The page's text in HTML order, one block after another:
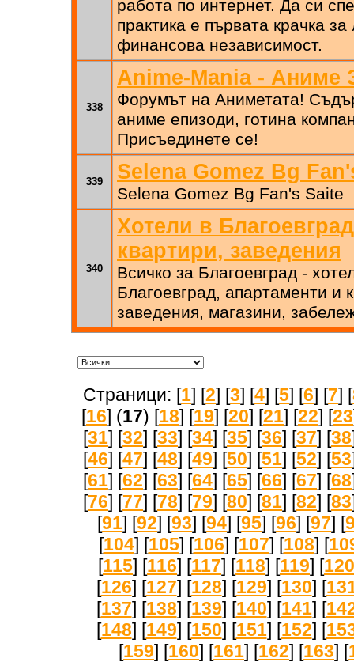
работа по интернет. Да си
практика е първата крачка
финансова независимост.
338
Anime-Mania - Аниме
Форумът на Аниметата!
аниме епизоди, готина
Присъединете се!
339 Selena Gomez Bg
Selena Gomez Bg Fan's Saite
340
Хотели в
квартири, заведения
Всичко за Благоевград -
Благоевград, апартаменти и
заведения, магазини,
Страници: [1] [2] [3] [4] [5] [6] [7] [
[16] (17) [18] [19] [20] [21] [22] [23
[31] [32] [33] [34] [35] [36] [37] [38
[46] [47] [48] [49] [50] [51] [52] [53
[61] [62] [63] [64] [65] [66] [67] [68
[76] [77] [78] [79] [80] [81] [82] [83
[91] [92] [93] [94] [95] [96] [97] [
[104] [105] [106] [107] [108] [
[115] [116] [117] [118] [119] [120
[126] [127] [128] [129] [130] [
[137] [138] [139] [140] [141] [
[148] [149] [150] [151] [152] [
[159] [160] [161] [162] [163] [